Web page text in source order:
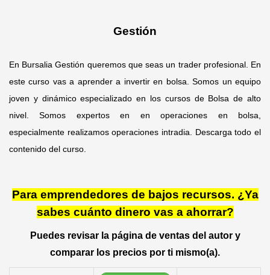
Gestión
En Bursalia Gestión queremos que seas un trader profesional. En
este curso vas a aprender a invertir en bolsa. Somos un equipo
joven y dinámico especializado en los cursos de Bolsa de alto
nivel. Somos expertos en en operaciones en bolsa,
especialmente realizamos operaciones intradia. Descarga todo el
contenido del curso.
Para emprendedores de bajos recursos. ¿Ya
sabes cuánto dinero vas a ahorrar?
Puedes revisar la página de ventas del autor y
comparar los precios por ti mismo(a).